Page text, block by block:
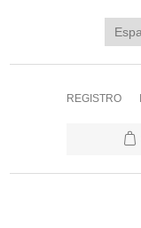
REGISTRO